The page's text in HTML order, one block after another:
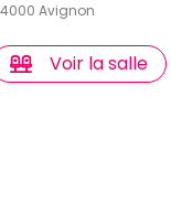
Avignon
Voir la salle